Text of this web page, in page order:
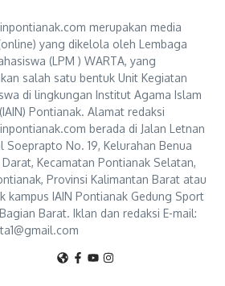
merupakan media
yang dikelola oleh Lembaga
(LPM ) WARTA, yang
salah satu bentuk Unit Kegiatan
di lingkungan Institut Agama Islam
Pontianak. Alamat redaksi
berada di Jalan Letnan
Soeprapto No. 19, Kelurahan Benua
Kecamatan Pontianak Selatan,
Provinsi Kalimantan Barat atau
kampus IAIN Pontianak Gedung Sport
Barat. Iklan dan redaksi E-mail: